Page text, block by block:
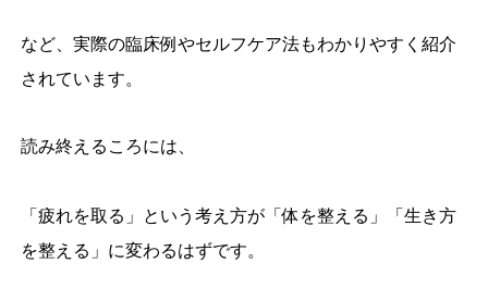
など、実際の臨床例やセルフケア法もわかりやすく紹介
されています。
読み終えるころには、
「疲れを取る」という考え方が「体を整える」「生き方
を整える」に変わるはずです。